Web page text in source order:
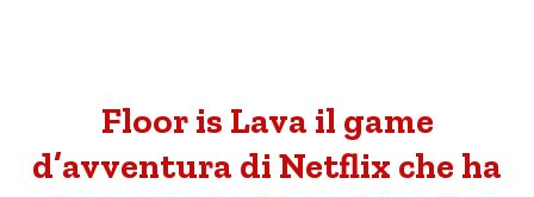
Floor is Lava il game
d’avventura di Netflix che ha